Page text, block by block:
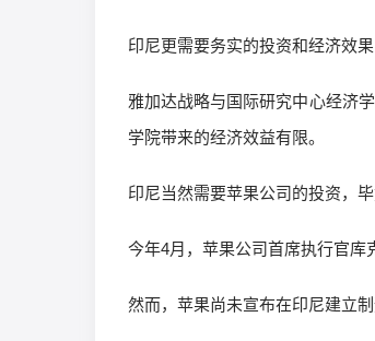
印尼更需要务实的投资和经济效
雅加达战略与国际研究中心经济
学院带来的经济效益有限。
印尼当然需要苹果公司的投资，
今年4月，苹果公司首席执行官库
然而，苹果尚未宣布在印尼建立